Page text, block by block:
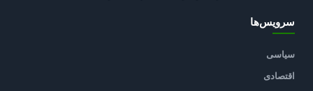
سرویس‌ها
سیاسی
اقتصادی